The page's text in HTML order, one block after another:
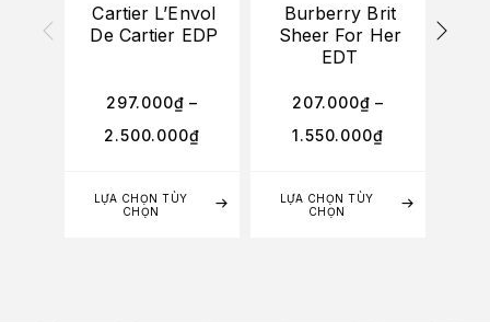
LỰA CHỌN TÙY
CHỌN
Cartier L’Envol
De Cartier EDP
297.000₫ –
2.500.000₫
LỰA CHỌN TÙY
CHỌN
Burberry Brit
Sheer For Her
EDT
207.000₫ –
1.550.000₫